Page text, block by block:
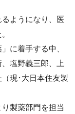
ようになり、医
に着手する中、
塩野義三郎、上
現･大日本住友製
製薬部門を担当